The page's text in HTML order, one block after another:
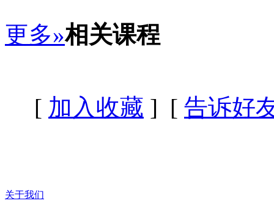
更多»相关课程
[ 加入收藏 ] [ 告诉好
关于我们